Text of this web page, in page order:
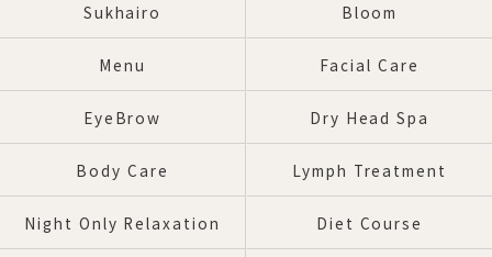
Sukhairo Bloom
Menu Facial Care
EyeBrow Dry Head Spa
Body Care Lymph Treatment
Night Only Relaxation Diet Course